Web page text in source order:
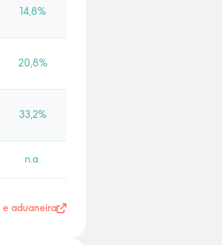
14,8%
20,8%
33,2%
n.a.
aduaneira